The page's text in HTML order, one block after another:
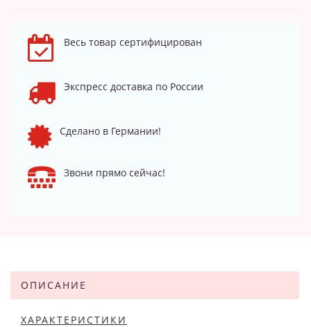
Весь товар сертифицирован
Экспресс доставка по России
Сделано в Германии!
Звони прямо сейчас!
ОПИСАНИЕ
ХАРАКТЕРИСТИКИ